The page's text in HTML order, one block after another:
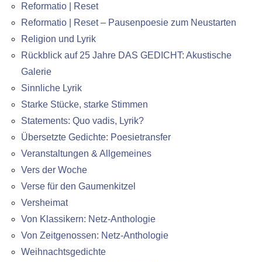
Reformatio | Reset
Reformatio | Reset – Pausenpoesie zum Neustarten
Religion und Lyrik
Rückblick auf 25 Jahre DAS GEDICHT: Akustische
Galerie
Sinnliche Lyrik
Starke Stücke, starke Stimmen
Statements: Quo vadis, Lyrik?
Übersetzte Gedichte: Poesietransfer
Veranstaltungen & Allgemeines
Vers der Woche
Verse für den Gaumenkitzel
Versheimat
Von Klassikern: Netz-Anthologie
Von Zeitgenossen: Netz-Anthologie
Weihnachtsgedichte